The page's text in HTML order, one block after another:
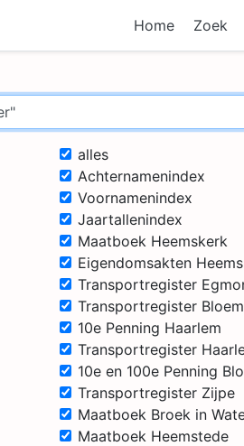
Home Zoek
alles
Achternamenindex
Voornamenindex
Jaartallenindex
Maatboek Heemskerk
Eigendomsakten
Transportregister
Transportregister
10e Penning Haarlem
Transportregister
10e en 100e Penning
Transportregister Zijpe
Maatboek Broek in
Maatboek Heemstede